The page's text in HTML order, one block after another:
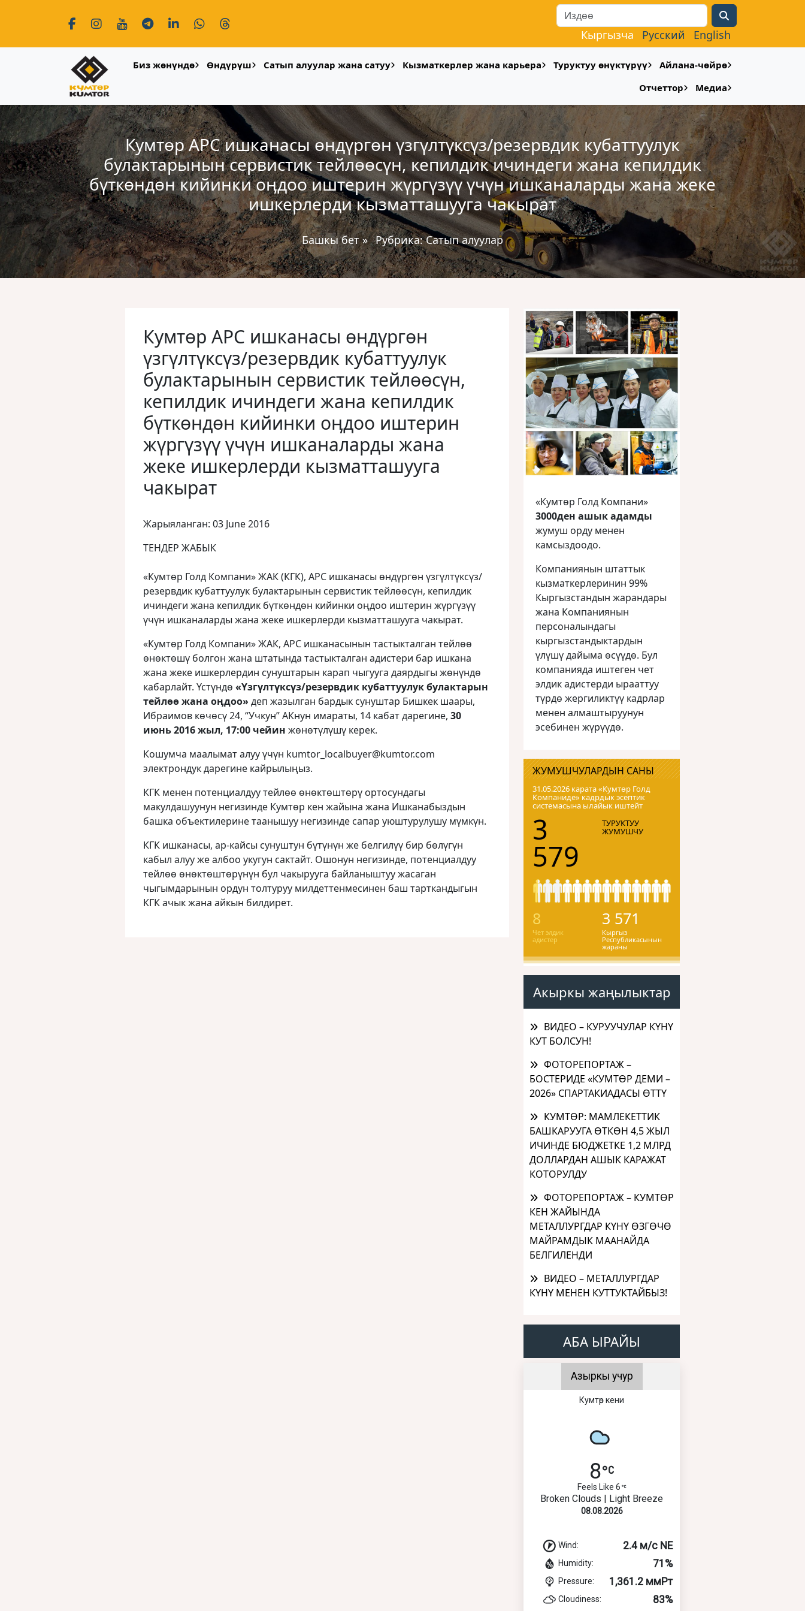
Search
Кыргызча Русский English
Биз жөнүндө Өндүрүш Сатып алуулар жана сатуу Кызматкерлер жана карьера Туруктуу өнүктүрүү
Айлана-чөйрө
Отчеттор
Медиа
Кумтөр АРС ишканасы өндүргөн үзгүлтүксүз/резервдик кубаттуулук
булактарынын сервистик тейлөөсүн, кепилдик ичиндеги жана кепилдик
бүткөндөн кийинки оӊдоо иштерин жүргүзүү үчүн ишканаларды жана жеке
ишкерлерди кызматташууга чакырат
Башкы бет» Рубрика:Сатып алуулар
Кумтөр АРС ишканасы өндүргөн
үзгүлтүксүз/резервдик кубаттуулук
булактарынын сервистик тейлөөсүн,
кепилдик ичиндеги жана кепилдик
бүткөндөн кийинки оӊдоо иштерин
жүргүзүү үчүн ишканаларды жана
жеке ишкерлерди кызматташууга
чакырат
Жарыяланган: 03 June 2016
ТЕНДЕР ЖАБЫК
«Кумтөр Голд Компани» ЖАК (КГК), АРС ишканасы өндүргөн үзгүлтүксүз/
резервдик кубаттуулук булактарынын сервистик тейлөөсүн, кепилдик
ичиндеги жана кепилдик бүткөндөн кийинки оӊдоо иштерин жүргүзүү
үчүн ишканаларды жана жеке ишкерлерди кызматташууга чакырат.
«Кумтөр Голд Компани» ЖАК, АРС ишканасынын тастыкталган тейлөө
өнөктөшү болгон жана штатында тастыкталган адистери бар ишкана
жана жеке ишкерлердин сунуштарын карап чыгууга даярдыгы жөнүндө
кабарлайт. Үстүндө «Үзгүлтүксүз/резервдик кубаттуулук булактарын
тейлөө жана оӊдоо» деп жазылган бардык сунуштар Бишкек шаары,
Ибраимов кѳчѳсү 24, “Учкун” АКнун имараты, 14 кабат дарегине, 30
июнь 2016 жыл, 17:00 чейин жөнөтүлүшү керек.
Кошумча маалымат алуу үчүн kumtor_localbuyer@kumtor.com
электрондук дарегине кайрылыңыз.
КГК менен потенциалдуу тейлөө өнөктөштөрү ортосундагы
макулдашуунун негизинде Кумтөр кен жайына жана Ишканабыздын
башка объектилерине таанышуу негизинде сапар уюштурулушу мүмкүн.
КГК ишканасы, ар-кайсы сунуштун бүтүнүн же белгилүү бир бѳлүгүн
кабыл алуу же албоо укугун сактайт. Ошонун негизинде, потенциалдуу
тейлөө өнөктөштөрүнүн бул чакырууга байланыштуу жасаган
чыгымдарынын ордун толтуруу милдеттенмесинен баш тарткандыгын
КГК ачык жана айкын билдирет.
«Кумтөр Голд Компани»
3000ден ашык адамды
жумуш орду менен
камсыздоодо.
Компаниянын штаттык
кызматкерлеринин 99%
Кыргызстандын жарандары
жана Компаниянын
персоналындагы
кыргызстандыктардын
үлүшү дайыма өсүүдө. Бул
компанияда иштеген чет
элдик адистерди ырааттуу
түрдө жергиликтүү кадрлар
менен алмаштыруунун
эсебинен жүрүүдө.
ЖУМУШЧУЛАРДЫН САНЫ
31.05.2026 карата «Кумтɵр Голд
Компаниде» кадрдык эсептик
системасына ылайык иштейт
3
579
ТУРУКТУУ
ЖУМУШЧУ
8
Чет элдик
адистер
3 571
Кыргыз
Республикасынын
жараны
Акыркы жаңылыктар
ВИДЕО – КУРУУЧУЛАР КҮНҮ
КУТ БОЛСУН!
ФОТОРЕПОРТАЖ –
БОСТЕРИДЕ «КУМТӨР ДЕМИ –
2026» СПАРТАКИАДАСЫ ӨТТҮ
КУМТӨР: МАМЛЕКЕТТИК
БАШКАРУУГА ӨТКӨН 4,5 ЖЫЛ
ИЧИНДЕ БЮДЖЕТКЕ 1,2 МЛРД
ДОЛЛАРДАН АШЫК КАРАЖАТ
КОТОРУЛДУ
ФОТОРЕПОРТАЖ – КУМТӨР
КЕН ЖАЙЫНДА
МЕТАЛЛУРГДАР КҮНҮ ӨЗГӨЧӨ
МАЙРАМДЫК МААНАЙДА
БЕЛГИЛЕНДИ
ВИДЕО – МЕТАЛЛУРГДАР
КҮНҮ МЕНЕН КУТТУКТАЙБЫЗ!
АБА ЫРАЙЫ
Азыркы учур
Кумтөр кени
8
Feels Like 6
Broken Clouds | Light Breeze
08.08.2026
Wind: 2.4 м/с NE
Humidity: 71%
Pressure: 1,361.2 ммРт
Cloudiness: 83%